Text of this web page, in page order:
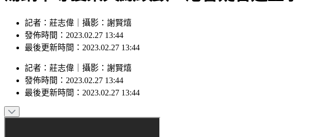
記者：莊志偉｜攝影：謝賢熺
發佈時間：2023.02.27 13:44
最後更新時間：2023.02.27 13:44
記者 ： 莊志偉 攝影 ： 謝賢熺
發佈時間： 2023.02.27 13:44
最後更新時間： 2023.02.27 13:44